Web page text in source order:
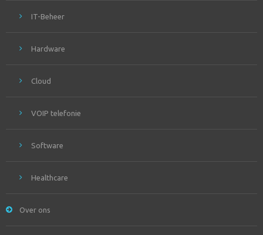
IT-Beheer
Hardware
Cloud
VOIP telefonie
Software
Healthcare
Over ons